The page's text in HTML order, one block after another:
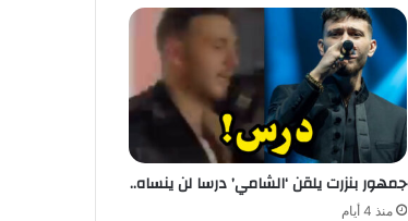
جمهور بنزرت يلقن ‘الشامي’ درسا لن ينساه..
منذ 4 أيام